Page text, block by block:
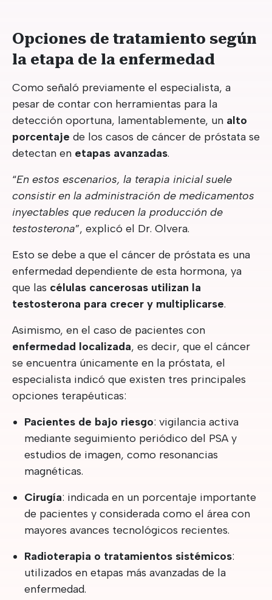
Opciones de tratamiento según
la etapa de la enfermedad
Como señaló previamente el especialista, a
pesar de contar con herramientas para la
detección oportuna, lamentablemente, un alto
porcentaje de los casos de cáncer de próstata se
detectan en etapas avanzadas.
“En estos escenarios, la terapia inicial suele
consistir en la administración de medicamentos
inyectables que reducen la producción de
testosterona”, explicó el Dr. Olvera.
Esto se debe a que el cáncer de próstata es una
enfermedad dependiente de esta hormona, ya
que las células cancerosas utilizan la
testosterona para crecer y multiplicarse.
Asimismo, en el caso de pacientes con
enfermedad localizada, es decir, que el cáncer
se encuentra únicamente en la próstata, el
especialista indicó que existen tres principales
opciones terapéuticas:
Pacientes de bajo riesgo: vigilancia activa
mediante seguimiento periódico del PSA y
estudios de imagen, como resonancias
magnéticas.
Cirugía: indicada en un porcentaje importante
de pacientes y considerada como el área con
mayores avances tecnológicos recientes.
Radioterapia o tratamientos sistémicos:
utilizados en etapas más avanzadas de la
enfermedad.